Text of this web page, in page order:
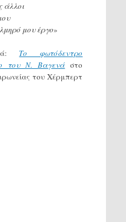
άλλοι
μου έργο»
Το φωτόδεντρο
του Ν. Βαγενά στο
του Χέρμπερτ